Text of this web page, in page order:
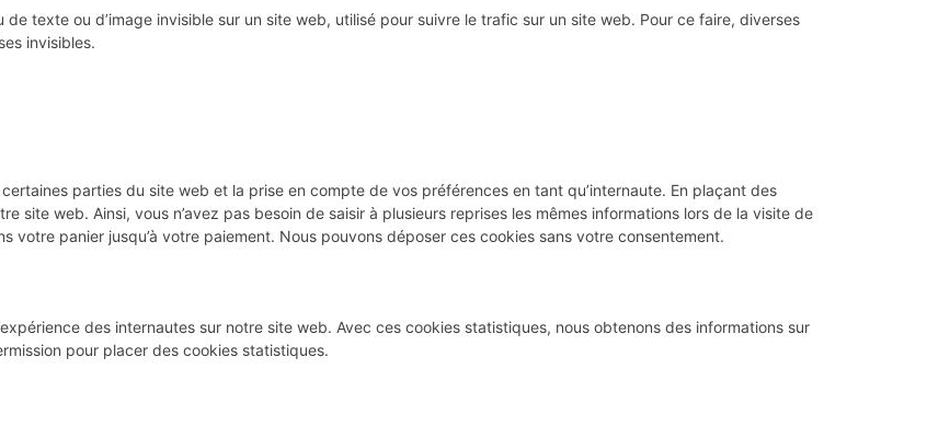
texte ou d’image invisible sur un site web, utilisé pour suivre le trafic sur un site web. Pour ce faire, diverses
invisibles.
parties du site web et la prise en compte de vos préférences en tant qu’internaute. En plaçant des
site web. Ainsi, vous n’avez pas besoin de saisir à plusieurs reprises les mêmes informations lors de la visite de
votre panier jusqu’à votre paiement. Nous pouvons déposer ces cookies sans votre consentement.
des internautes sur notre site web. Avec ces cookies statistiques, nous obtenons des informations sur
pour placer des cookies statistiques.